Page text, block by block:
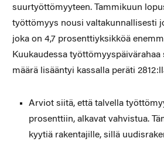
suurtyöttömyyteen. Tammikuun
työttömyys nousi valtakunnallisesti
joka on 4,7 prosenttiyksikköä
Kuukaudessa työttömyyspäivärahaa
määrä lisääntyi kassalla peräti
Arviot siitä, että talvella
prosenttiin, alkavat vahvistua.
kyytiä rakentajille, sillä